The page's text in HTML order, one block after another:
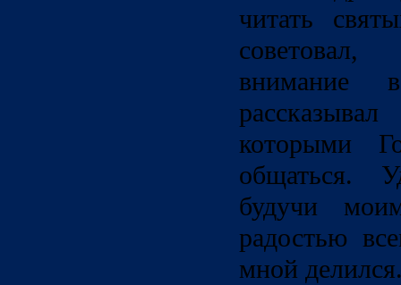
читать
внимание
которыми
общаться.
будучи
радостью
мной